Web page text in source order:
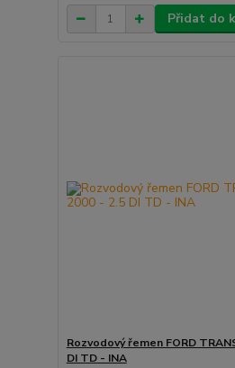
Přidat do
Rozvodový řemen FORD
DI TD - INA